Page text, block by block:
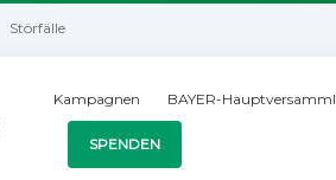
Störfälle
Kampagnen BAYER-
SPENDEN